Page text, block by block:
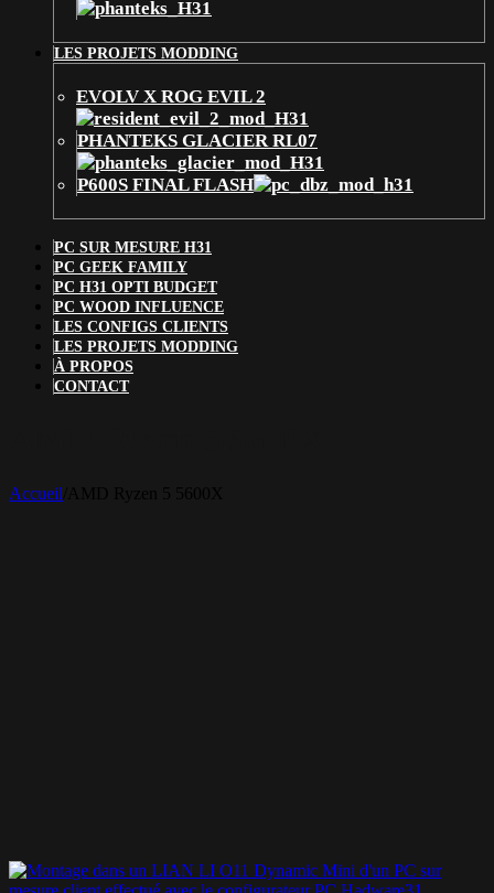
LES PROJETS MODDING
EVOLV X ROG EVIL 2
PHANTEKS GLACIER RL07
P600S FINAL FLASH
PC SUR MESURE H31
PC GEEK FAMILY
PC H31 OPTI BUDGET
PC WOOD INFLUENCE
LES CONFIGS CLIENTS
LES PROJETS MODDING
À PROPOS
CONTACT
Accueil